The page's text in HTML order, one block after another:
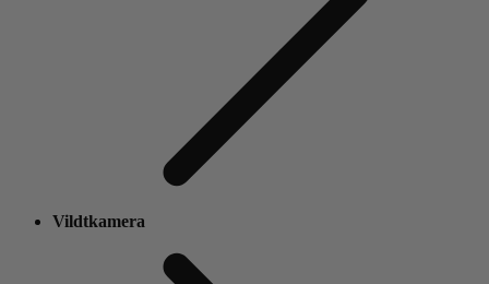
Vildtkamera